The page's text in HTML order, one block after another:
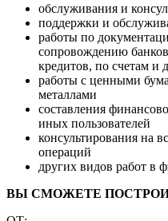
обслуживания и
поддержки и
работы по
сопровождению
кредитов, по счетам и
работы с ценными
металлами
составления
иных пользователей
консультирования на
операций
других видов работ в
ВЫ СМОЖЕТЕ